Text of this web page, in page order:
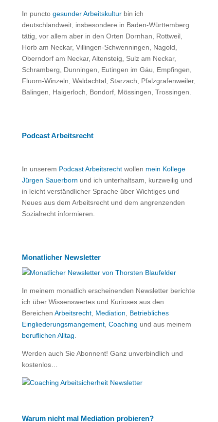
In puncto gesunder Arbeitskulturbin ich
deutschlandweit, insbesondere in Baden-Württemberg
tätig, vor allem aber in den Orten Dornhan, Rottweil,
Horb am Neckar, Villingen-Schwenningen, Nagold,
Oberndorf am Neckar, Altensteig, Sulz am Neckar,
Schramberg, Dunningen, Eutingen im Gäu, Empfingen,
Fluorn-Winzeln, Waldachtal, Starzach, Pfalzgrafenweiler,
Balingen, Haigerloch, Bondorf, Mössingen, Trossingen.
Podcast Arbeitsrecht
In unserem Podcast Arbeitsrechtwollen mein Kollege
Jürgen Sauerborn und ich unterhaltsam, kurzweilig und
in leicht verständlicher Sprache über Wichtiges und
Neues aus dem Arbeitsrecht und dem angrenzenden
Sozialrecht informieren.
Monatlicher Newsletter
In meinem monatlich erscheinenden Newsletter berichte
ich über Wissenswertes und Kurioses aus den
Bereichen Arbeitsrecht, Mediation
Betriebliches
Eingliederungsmangement, Coaching und aus meinem
beruflichen Alltag
Werden auch Sie Abonnent! Ganz unverbindlich und
kostenlos…
Warum nicht mal Mediation probieren?